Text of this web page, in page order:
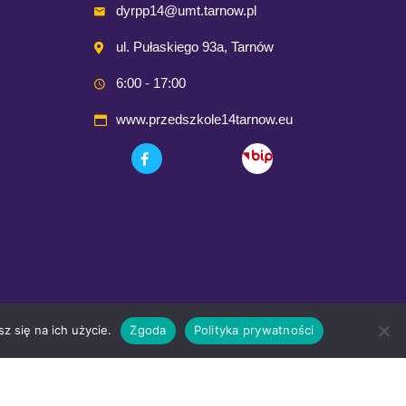
dyrpp14@umt.tarnow.pl
ul. Pułaskiego 93a, Tarnów
6:00 - 17:00
www.przedszkole14tarnow.eu
się na ich użycie. Zgoda Polityka prywatności